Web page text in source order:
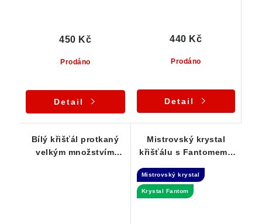
Prodáno
450 Kč
Detail
Prodáno
440 Kč
Detail
Bílý křišťál protkaný
velkým množstvím
Mistrovský krystal
křišťálu s Fantomem -
Mistrovský krystal
Krystal Fantom